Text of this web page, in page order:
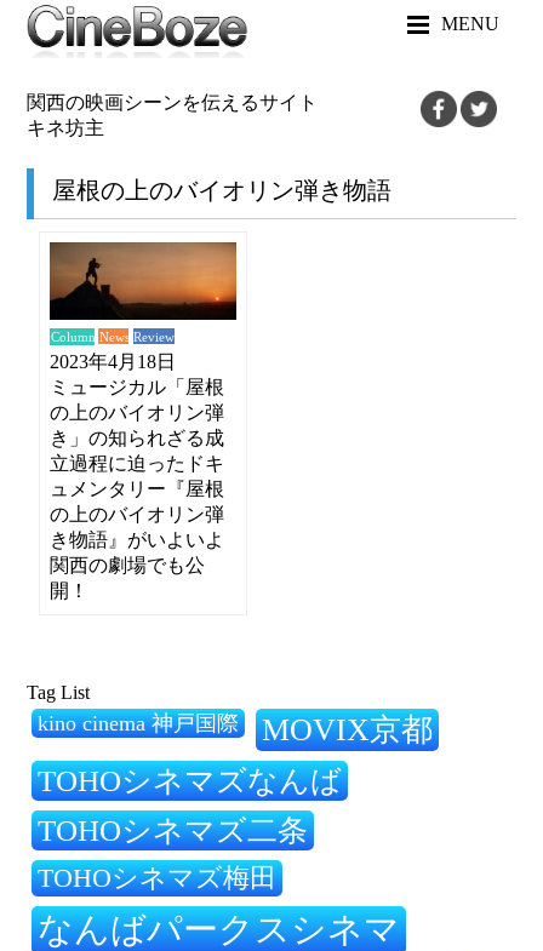
MENU
関西の映画シーンを伝えるサイト
キネ坊主
屋根の上のバイオリン弾き物語
Column News Review
2023年4月18日
ミュージカル「屋根
の上のバイオリン弾
き」の知られざる成
立過程に迫ったドキ
ュメンタリー『屋根
の上のバイオリン弾
き物語』がいよいよ
関西の劇場でも公
開！
Tag List
kino cinema 神戸国際 MOVIX京都
TOHOシネマズなんば
TOHOシネマズ二条
TOHOシネマズ梅田
なんばパークスシネマ